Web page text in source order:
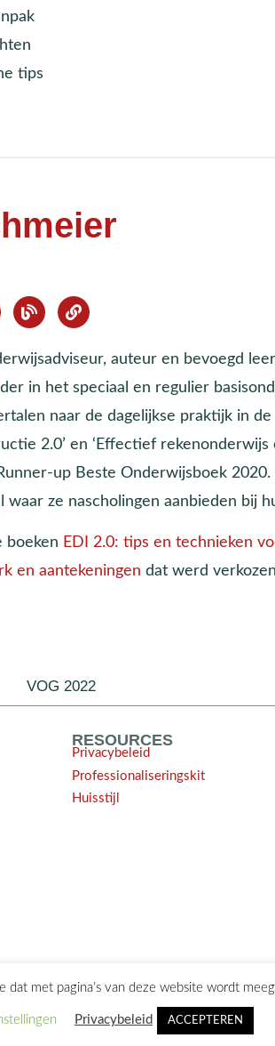
tips
auteur en bevoegd
in het speciaal en regulier
naar de dagelijkse praktijk in
2.0’ en ‘Effectief rekenonderwijs
up Beste Onderwijsboek 2020.
waar ze nascholingen aanbieden bij
boeken EDI 2.0: tips en technieken
en aantekeningen dat werd
VOG 2022
RESOURCES
Privacybeleid
Professionaliseringskit
Huisstijl
met pagina’s van deze website wordt
Privacybeleid ACCEPTEREN